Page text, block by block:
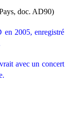
doc. AD90)
2005, enregistré
avec un concert